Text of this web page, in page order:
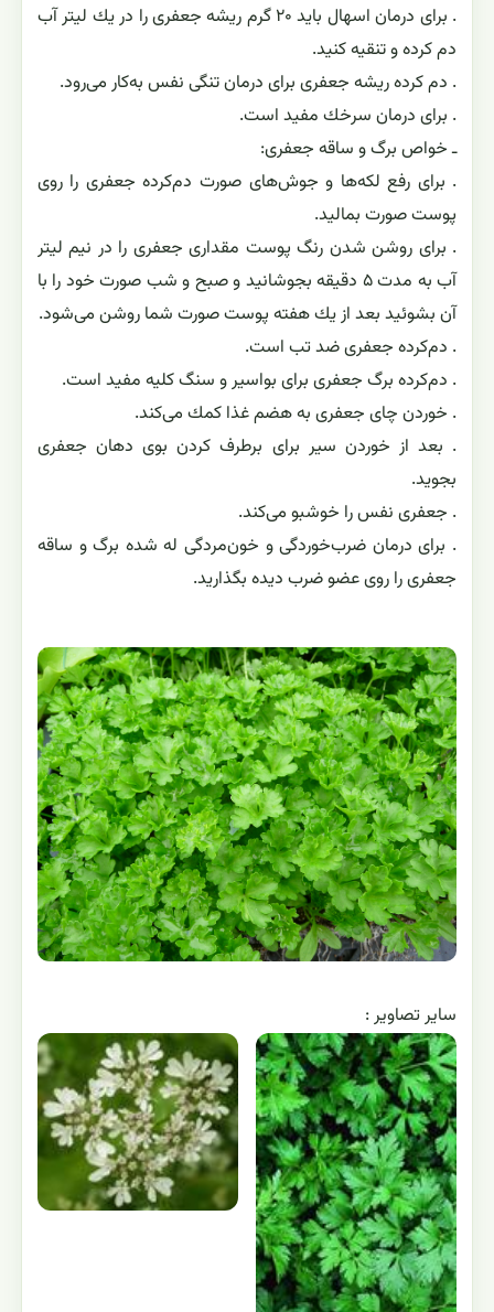
. برای درمان اسهال باید ۲۰ گرم ریشه جعفری را در یك لیتر آب
دم كرده و تنقیه كنید.
. دم كرده ریشه جعفری برای درمان تنگی نفس به‌كار می‌رود.
. برای درمان سرخك مفید است.
ـ خواص برگ و ساقه جعفری:
. برای رفع لكه‌ها و جوش‌های صورت دم‌كرده جعفری را روی
پوست صورت بمالید‌.
. برای روشن شدن رنگ پوست مقداری جعفری را در نیم لیتر
آب به مدت ۵ دقیقه بجوشانید و صبح و شب صورت خود را با
آن بشوئید بعد از یك هفته پوست صورت شما روشن می‌شود.
. دم‌كرده جعفری ضد تب است.
. دم‌كرده برگ جعفری برای بواسیر و سنگ كلیه مفید است.
. خوردن چای جعفری به هضم غذا كمك می‌كند.
. بعد از خوردن سیر برای برطرف كردن بوی دهان جعفری
بجوید.
. جعفری نفس را خوشبو می‌كند.
. برای درمان ضرب‌خوردگی و خون‌مردگی له شده برگ و ساقه
جعفری را روی عضو ضرب دیده بگذارید.
ساير تصاوير :